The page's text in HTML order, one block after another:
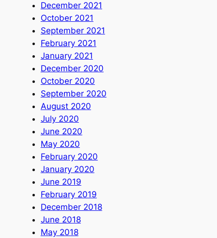
December 2021
October 2021
September 2021
February 2021
January 2021
December 2020
October 2020
September 2020
August 2020
July 2020
June 2020
May 2020
February 2020
January 2020
June 2019
February 2019
December 2018
June 2018
May 2018